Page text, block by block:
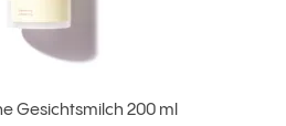
Gesichtsmilch 200 ml